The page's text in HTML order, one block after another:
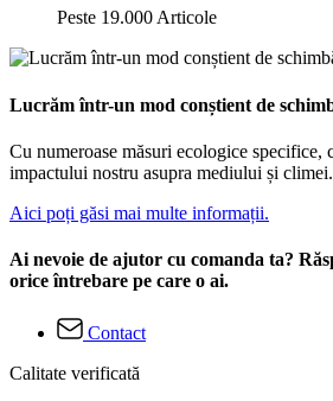
Peste 19.000 Articole
Lucrăm într-un mod conștient de
Cu numeroase măsuri ecologice specifice,
impactului nostru asupra mediului și climei.
Aici poți găsi mai multe informații.
Ai nevoie de ajutor cu comanda ta?
orice întrebare pe care o ai.
Contact
Calitate verificată